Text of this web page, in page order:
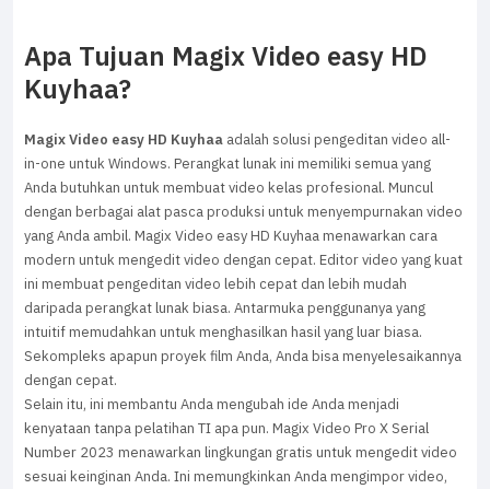
Apa Tujuan Magix Video easy HD
Kuyhaa?
Magix Video easy HD Kuyhaa adalah solusi pengeditan video all-
in-one untuk Windows. Perangkat lunak ini memiliki semua yang
Anda butuhkan untuk membuat video kelas profesional. Muncul
dengan berbagai alat pasca produksi untuk menyempurnakan video
yang Anda ambil. Magix Video easy HD Kuyhaa menawarkan cara
modern untuk mengedit video dengan cepat. Editor video yang kuat
ini membuat pengeditan video lebih cepat dan lebih mudah
daripada perangkat lunak biasa. Antarmuka penggunanya yang
intuitif memudahkan untuk menghasilkan hasil yang luar biasa.
Sekompleks apapun proyek film Anda, Anda bisa menyelesaikannya
dengan cepat.
Selain itu, ini membantu Anda mengubah ide Anda menjadi
kenyataan tanpa pelatihan TI apa pun. Magix Video Pro X Serial
Number 2023 menawarkan lingkungan gratis untuk mengedit video
sesuai keinginan Anda. Ini memungkinkan Anda mengimpor video,